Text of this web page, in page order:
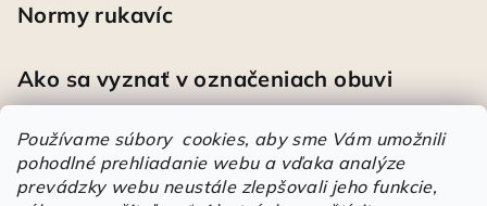
Používame súbory cookies, aby sme Vám umožnili
pohodlné prehliadanie webu a vďaka analýze
prevádzky webu neustále zlepšovali jeho funkcie,
Normy rukavíc
Ako sa vyznať v označeniach obuvi
Heureka